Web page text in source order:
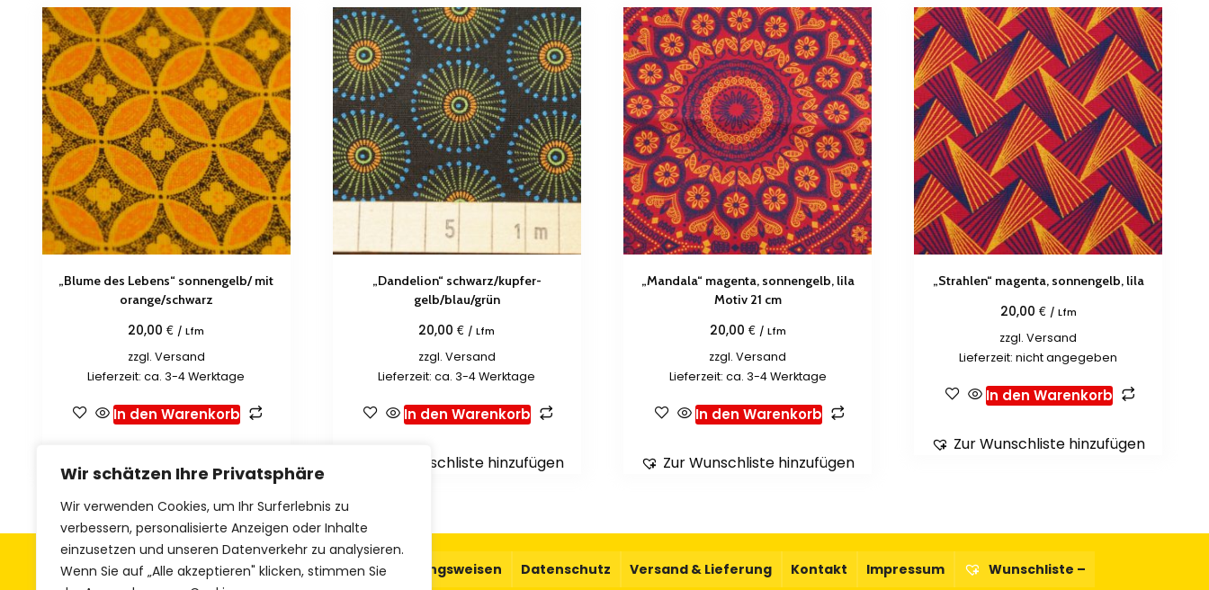
Wir schätzen Ihre Privatsphäre
Wir verwenden Cookies, um Ihr Surferlebnis zu
verbessern, personalisierte Anzeigen oder Inhalte
einzusetzen und unseren Datenverkehr zu analysieren.
Wenn Sie auf „Alle akzeptieren" klicken, stimmen Sie
„Blume des Lebens“ sonnengelb/ mit
orange/schwarz
20,00€ / Lfm
zzgl. Versand
Lieferzeit: ca. 3-4 Werktage
In den Warenkorb
Zur Wunschliste hinzufügen
„Dandelion“ schwarz/kupfer-
gelb/blau/grün
20,00€ / Lfm
zzgl. Versand
Lieferzeit: ca. 3-4 Werktage
In den Warenkorb
Zur Wunschliste hinzufügen
„Mandala“ magenta, sonnengelb, lila
Motiv 21 cm
20,00 € / Lfm
zzgl.Versand
Lieferzeit: ca. 3-4 Werktage
In den Warenkorb
Zur Wunschliste hinzufügen
„Strahlen“ magenta, sonnengelb, lila
20,00 € / Lfm
zzgl.Versand
Lieferzeit: nicht angegeben
In den Warenkorb
Zur Wunschliste hinzufügen
Allgemeine Geschäftsbedingungen Zahlungsweisen Datenschutz Versand & Lieferung Kontakt Impressum Wunschliste –